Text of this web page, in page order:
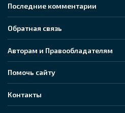
Последние комментарии
Обратная связь
Авторам и Правообладателям
Помочь сайту
Контакты